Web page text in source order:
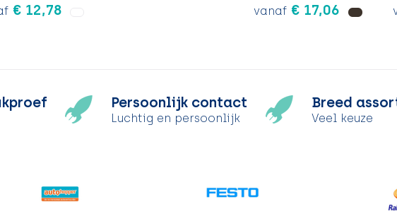
€ 12,78 vanaf € 17,06
Persoonlijk contact
Luchtig en persoonlijk
Breed
Veel keuze